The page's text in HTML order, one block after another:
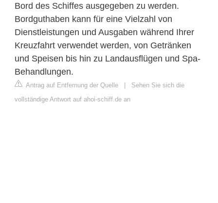
Bord des Schiffes ausgegeben zu werden.
Bordguthaben kann für eine Vielzahl von
Dienstleistungen und Ausgaben während Ihrer
Kreuzfahrt verwendet werden, von Getränken
und Speisen bis hin zu Landausflügen und Spa-
Behandlungen.
Antrag auf Entfernung der Quelle
Sehen Sie sich die
vollständige Antwort auf ahoi-schiff.de an